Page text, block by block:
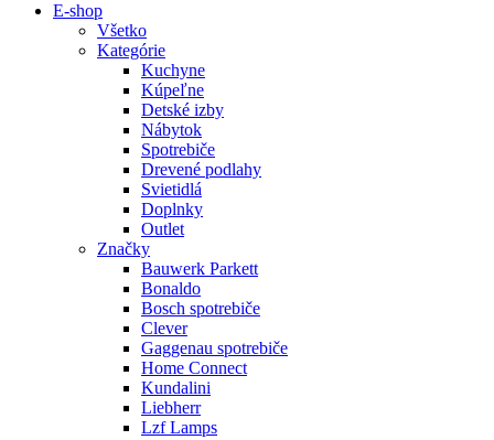
E-shop
Všetko
Kategórie
Kuchyne
Kúpeľne
Detské izby
Nábytok
Spotrebiče
Drevené podlahy
Svietidlá
Doplnky
Outlet
Značky
Bauwerk Parkett
Bonaldo
Bosch spotrebiče
Clever
Gaggenau spotrebiče
Home Connect
Kundalini
Liebherr
Lzf Lamps